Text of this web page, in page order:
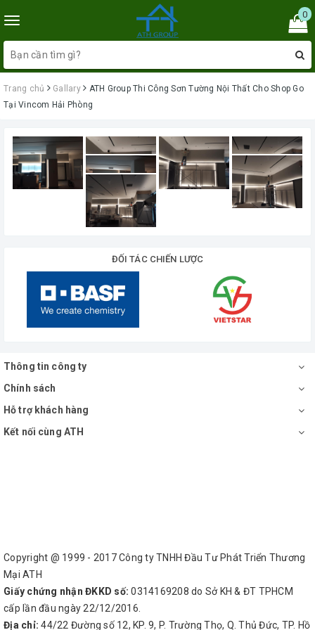
Toggle
navigation
0
Trang chủ Gallary
ATH Group Thi Công Sơn Tường Nội Thất Cho Shop Go
Tại Vincom Hải Phòng
ĐỐI TÁC CHIẾN LƯỢC
Thông tin công ty
Chính sách
Hỗ trợ khách hàng
Kết nối cùng ATH
Copyright @ 1999 - 2017 Công ty TNHH Đầu Tư Phát Triển Thương
Mại ATH
Giấy chứng nhận ĐKKD số: 0314169208 do Sở KH & ĐT TPHCM
cấp lần đầu ngày 22/12/2016.
Địa chỉ: 44/22 Đường số 12, KP. 9, P. Trường Thọ, Q. Thủ Đức, TP. Hồ